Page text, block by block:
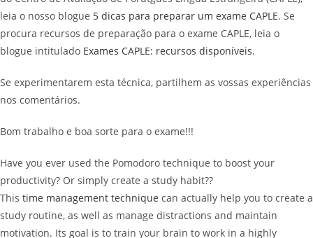
leia o nosso blogue 5 dicas para preparar um exame CAPLE. Se
procura recursos de preparação para o exame CAPLE, leia o
blogue intitulado Exames CAPLE: recursos disponíveis.
Se experimentarem esta técnica, partilhem as vossas experiências
nos comentários.
Bom trabalho e boa sorte para o exame!!!
Have you ever used the Pomodoro technique to boost your
productivity? Or simply create a study habit??
This time management technique can actually help you to create a
study routine, as well as manage distractions and maintain
motivation. Its goal is to train your brain to work in a highly